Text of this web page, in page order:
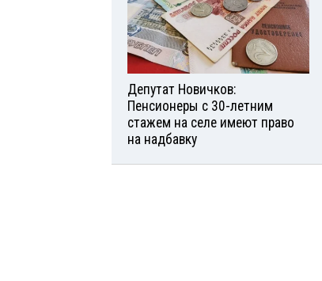
Депутат Новичков:
Пенсионеры с 30-летним
стажем на селе имеют право
на надбавку